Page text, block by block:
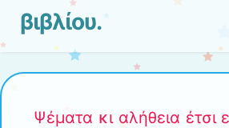
βιβλίου.
Ψέματα κι αλήθεια έτσι